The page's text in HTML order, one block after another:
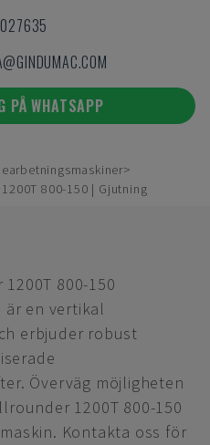
PÅ WHATSAPP
800-150 | Gjutning
800-150
är en vertikal
erbjuder robust
Överväg möjligheten
1200T 800-150
Kontakta oss för